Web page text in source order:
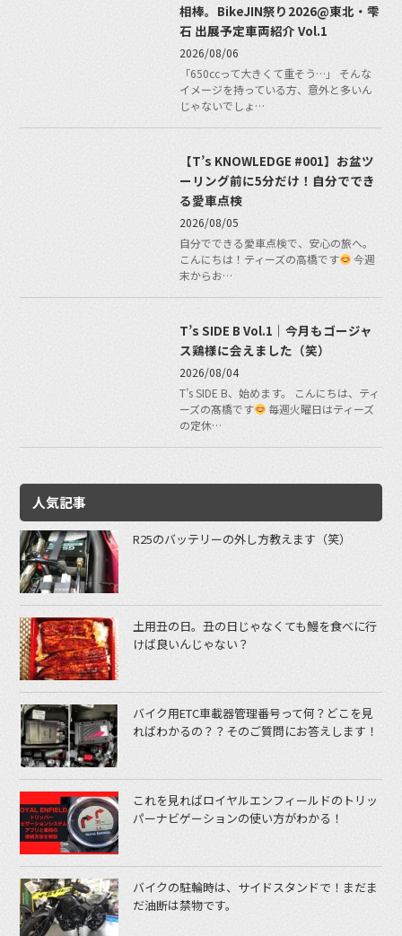
相棒。BikeJIN祭り2026@東北・雫
石 出展予定車両紹介 Vol.1
2026/08/06
「650ccって大きくて重そう…」 そんな
イメージを持っている方、意外と多いん
じゃないでしょ…
【T’s KNOWLEDGE #001】お盆ツ
ーリング前に5分だけ！自分ででき
る愛車点検
2026/08/05
自分でできる愛車点検で、安心の旅へ。
こんにちは！ティーズの高橋です
今週
末からお…
T’s SIDE B Vol.1｜今月もゴージャ
ス鶏様に会えました（笑）
2026/08/04
T’s SIDE B、始めます。 こんにちは、ティ
ーズの髙橋です
毎週火曜日はティーズ
の定休…
人気記事
R25のバッテリーの外し方教えます（笑）
土用丑の日。丑の日じゃなくても鰻を食べに行
けば良いんじゃない？
バイク用ETC車載器管理番号って何？どこを見
ればわかるの？？そのご質問にお答えします！
これを見ればロイヤルエンフィールドのトリッ
パーナビゲーションの使い方がわかる！
バイクの駐輪時は、サイドスタンドで！まだま
だ油断は禁物です。